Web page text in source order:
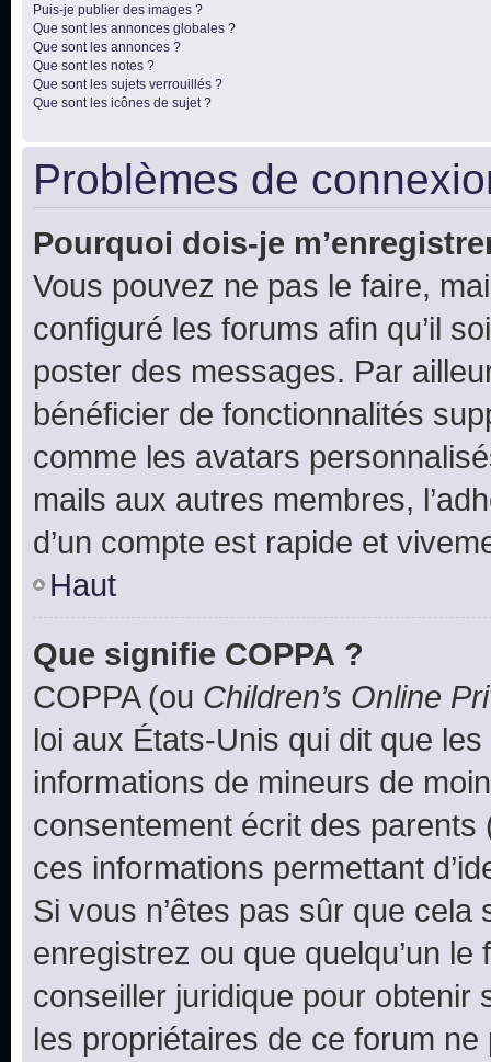
Puis-je publier des images ?
Que sont les annonces globales ?
Que sont les annonces ?
Que sont les notes ?
Que sont les sujets verrouillés ?
Que sont les icônes de sujet ?
Problèmes de
Pourquoi dois-je
Vous pouvez ne pas le faire,
configuré les forums afin qu’il
poster des messages. Par
bénéficier de fonctionnalités
comme les avatars
mails aux autres membres,
d’un compte est rapide et
Haut
Que signifie COPPA ?
COPPA (ou Children’s Online
loi aux États-Unis qui dit que
informations de mineurs de
consentement écrit des parents
ces informations permettant
Si vous n’êtes pas sûr que
enregistrez ou que quelqu’un
conseiller juridique pour obtenir
les propriétaires de ce forum